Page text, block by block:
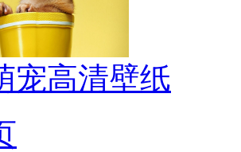
宠高清壁纸